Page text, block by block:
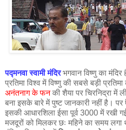
पद्मनवा स्वामी मंदिरभगवान विष्णु का मंदिर
प्रतिमा विश्व में विष्णु की सबसे बड़ी
अनंतनाग के फनकी शैया पर चिरनिद्रा में
बना इसके बारे में पुष्ट जानकारी नहीं है।
इसकी आधारशिला ईसा पूर्व 3000 में रखी
मजदूरों को मिलकर छः महिने का समय लगा